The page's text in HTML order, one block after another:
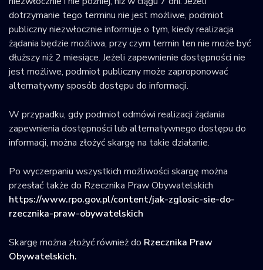
dotrzymanie tego terminu nie jest możliwe, podmiot
publiczny niezwłocznie informuje o tym, kiedy realizacja
żądania będzie możliwa, przy czym termin ten nie może być
dłuższy niż 2 miesiące. Jeżeli zapewnienie dostępności nie
jest możliwe, podmiot publiczny może zaproponować
alternatywny sposób dostępu do informacji.
W przypadku, gdy podmiot odmówi realizacji żądania
zapewnienia dostępności lub alternatywnego dostępu do
informacji, można złożyć skargę na takie działanie.
Po wyczerpaniu wszystkich możliwości skargę można
przesłać także do Rzecznika Praw Obywatelskich
https://www.rpo.gov.pl/content/jak-zglosic-sie-do-
rzecznika-praw-obywatelskich
Skargę można złożyć również do Rzecznika Praw
Obywatelskich.